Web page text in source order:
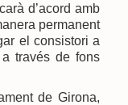
d’acord amb
permanent
el consistori a
a través de fons
de Girona,